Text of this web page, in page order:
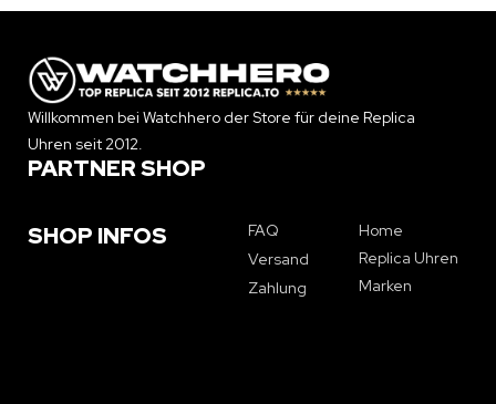
Willkommen bei Watchhero der Store für deine Replica
Uhren seit 2012.
PARTNER SHOP
SHOP INFOS
FAQ
Versand
Zahlung
Home
Replica Uhren
Marken